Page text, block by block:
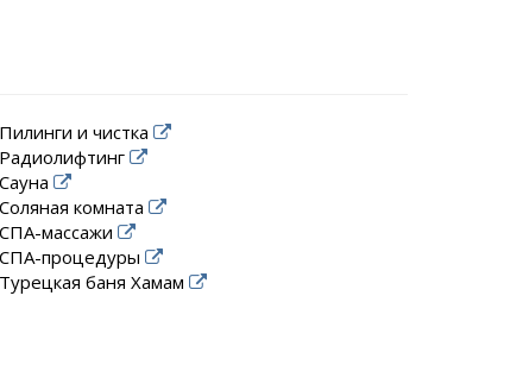
Пилинги и чистка
Радиолифтинг
Сауна
Соляная комната
СПА-массажи
СПА-процедуры
Турецкая баня Хамам